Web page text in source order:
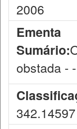
2006
Ementa
Sumário:
obstada -
342.14597